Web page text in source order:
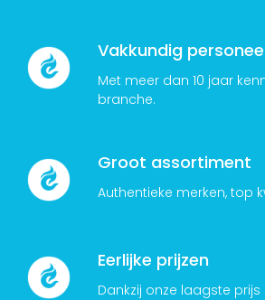
Vakkundig
Met meer dan 10 jaar
branche.
Groot assortiment
Authentieke merken, top
Eerlijke prijzen
Dankzij onze laagste